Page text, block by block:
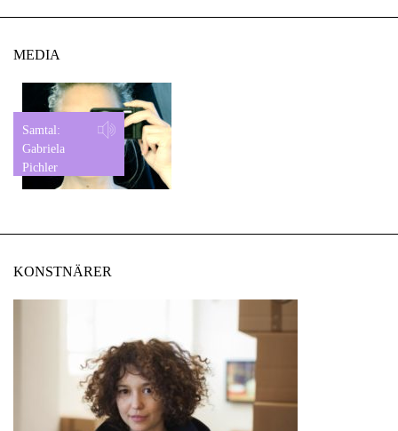
MEDIA
Samtal:
Gabriela
Pichler
KONSTNÄRER